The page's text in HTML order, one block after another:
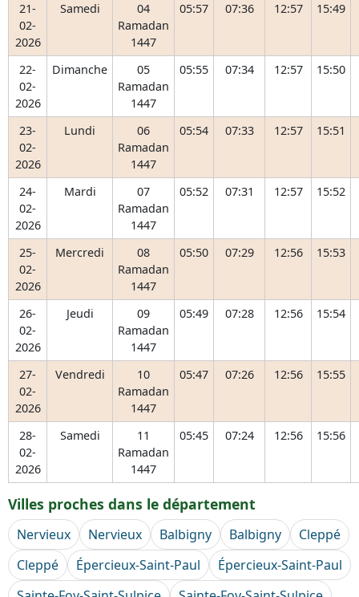
21-
02-
2026
Samedi
04
Ramadan
1447
05:57 07:36 12:57 15:49
22-
02-
2026
Dimanche
05
Ramadan
1447
05:55 07:34 12:57 15:50
23-
02-
2026
Lundi
06
Ramadan
1447
05:54 07:33 12:57 15:51
24-
02-
2026
Mardi
07
Ramadan
1447
05:52 07:31 12:57 15:52
25-
02-
2026
Mercredi
08
Ramadan
1447
05:50 07:29 12:56 15:53
26-
02-
2026
Jeudi
09
Ramadan
1447
05:49 07:28 12:56 15:54
27-
02-
2026
Vendredi
10
Ramadan
1447
05:47 07:26 12:56 15:55
28-
02-
2026
Samedi
11
Ramadan
1447
05:45 07:24 12:56 15:56
Villes proches dans le département
Nervieux Nervieux Balbigny Balbigny
Cleppé
Cleppé
Épercieux-Saint-Paul
Épercieux-Saint-Paul